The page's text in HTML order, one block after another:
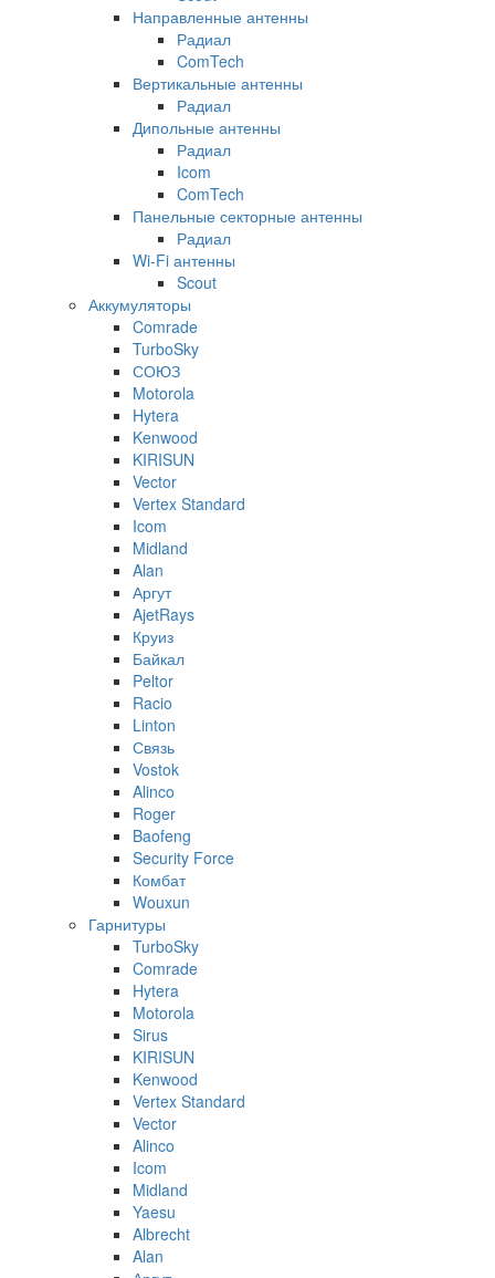
Направленные антенны
Радиал
ComTech
Вертикальные антенны
Радиал
Дипольные антенны
Радиал
Icom
ComTech
Панельные секторные антенны
Радиал
Wi-Fi антенны
Scout
Аккумуляторы
Comrade
TurboSky
СОЮЗ
Motorola
Hytera
Kenwood
KIRISUN
Vector
Vertex Standard
Icom
Midland
Alan
Аргут
AjetRays
Круиз
Байкал
Peltor
Racio
Linton
Связь
Vostok
Alinco
Roger
Baofeng
Security Force
Комбат
Wouxun
Гарнитуры
TurboSky
Comrade
Hytera
Motorola
Sirus
KIRISUN
Kenwood
Vertex Standard
Vector
Alinco
Icom
Midland
Yaesu
Albrecht
Alan